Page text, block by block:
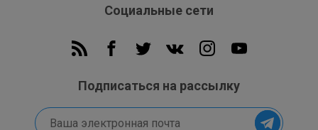
Четыре великолепных цвета. Ваши варианты выходят за
соответствующим кабелем для зарядки MagSafe.
делаете, будь то редактирование видео для учебы,
совместная работа над бизнес-планом или просмотр шоу
Социальные сети
Подписаться на рассылку